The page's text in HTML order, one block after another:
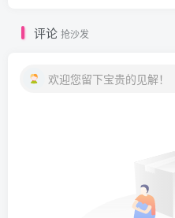
评论 抢沙发
欢迎您留下宝贵的见解！